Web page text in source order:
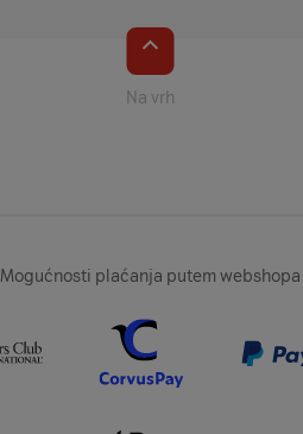
Na vrh
Mogućnosti plaćanja putem webshopa